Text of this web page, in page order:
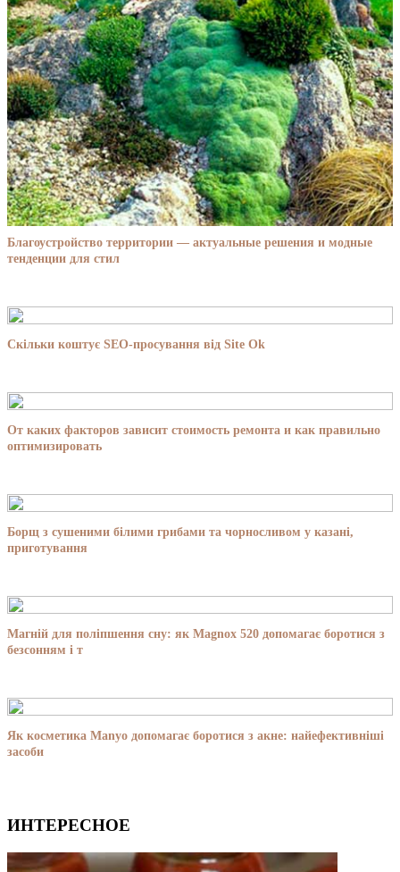
Благоустройство территории — актуальные решения и модные
тенденции для стил
Скільки коштує SEO-просування від Site Ok
От каких факторов зависит стоимость ремонта и как правильно
оптимизировать
Борщ з сушеними білими грибами та чорносливом у казані,
приготування
Магній для поліпшення сну: як Magnox 520 допомагає боротися з
безсонням і т
Як косметика Manyo допомагає боротися з акне: найефективніші
засоби
ИНТЕРЕСНОЕ